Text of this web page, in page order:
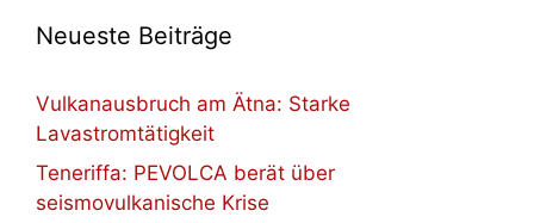
Neueste Beiträge
Vulkanausbruch am Ätna: Starke
Lavastromtätigkeit
Teneriffa: PEVOLCA berät über
seismovulkanische Krise